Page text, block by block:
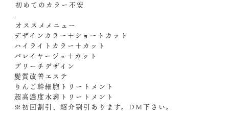
️初めてのカラー不安
.
️オススメメニュー️
デザインカラー＋ショートカット
ハイライトカラー＋カット
バレイヤージュ＋カット
ブリーチデザイン
髪質改善エステ
りんご幹細胞トリートメント
超高濃度水素トリートメント
※初回割引、紹介割引あります。︎DM下さい。